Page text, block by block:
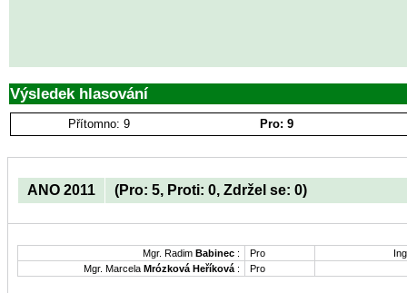
Výsledek hlasování
Přítomno: 9 Pro: 9
ANO 2011 (Pro: 5, Proti: 0, Zdržel se: 0)
Mgr. Radim Babinec : Pro
Mgr. Marcela Mrózková Heříková : Pro